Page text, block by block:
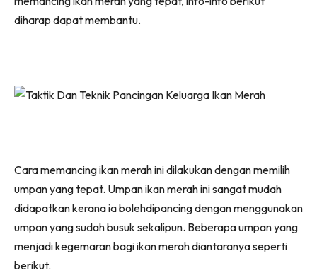
diharap dapat membantu.
Cara memancing ikan merah ini dilakukan dengan memilih
umpan yang tepat. Umpan ikan merah ini sangat mudah
didapatkan kerana ia bolehdipancing dengan menggunakan
umpan yang sudah busuk sekalipun. Beberapa umpan yang
menjadi kegemaran bagi ikan merah diantaranya seperti
berikut.